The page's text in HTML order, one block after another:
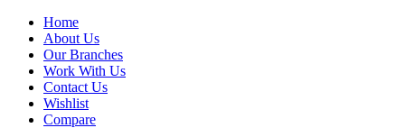
Home
About Us
Our Branches
Work With Us
Contact Us
Wishlist
Compare